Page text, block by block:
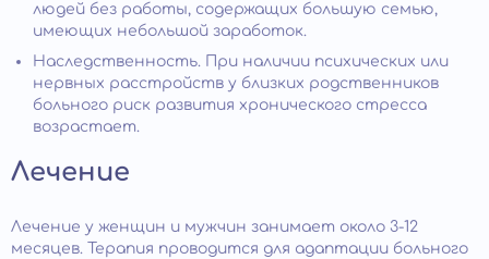
людей без работы, содержащих большую семью,
имеющих небольшой заработок.
Наследственность. При наличии психических или
нервных расстройств у близких родственников
больного риск развития хронического стресса
возрастает.
Лечение
Лечение у женщин и мужчин занимает около 3-12
месяцев. Терапия проводится для адаптации больного